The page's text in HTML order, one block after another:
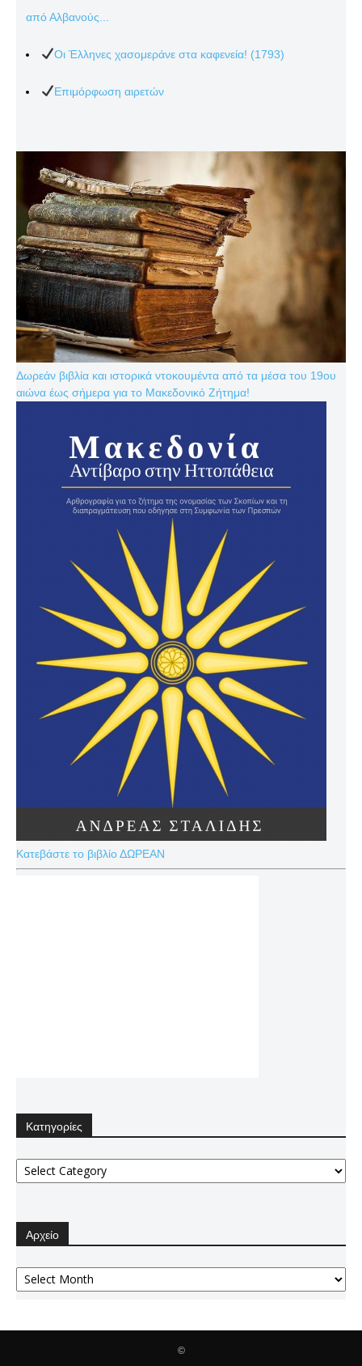
από Αλβανούς...
Οι Έλληνες χασομεράνε στα καφενεία! (1793)
Επιμόρφωση αιρετών
Δωρεάν βιβλία και ιστορικά ντοκουμέντα από τα μέσα του 19ου
αιώνα έως σήμερα για το Μακεδονικό Ζήτημα!
Κατεβάστε το βιβλίο ΔΩΡΕΑΝ
Κατηγορίες
Κατηγορίες
Αρχείο
Αρχείο
©